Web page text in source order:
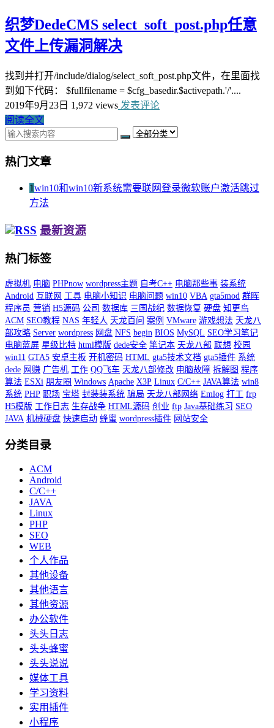
织梦DedeCMS select_soft_post.php任意
文件上传漏洞解决
找到并打开/include/dialog/select_soft_post.php文件，在里面找
到如下代码： $fullfilename = $cfg_basedir.$activepath.'/'....
2019年9月23日 1,972 views 发表评论
阅读全文
热门文章
1win10和win10新系统需要联网登录微软账户激活跳过
方法
最新资源
热门标签
虚拟机 电脑 PHPnow wordpress主题 自考C++ 电脑那些事 装系统
Android 互联网 工具 电脑小知识 电脑问题 win10 VBA gta5mod 群晖
程序员 营销 H5源码 公司 数据库 三国战纪 数据恢复 硬盘 知更鸟
ACM SEO教程 NAS 年轻人 天龙百问 案例 VMware 游戏想法 天龙八
部攻略 Server wordpress 网盘 NFS begin BIOS MySQL SEO学习笔记
电脑蓝屏 星级比特 html模版 dede安全 笔记本 天龙八部 联想 校园
win11 GTA5 安卓主板 开机密码 HTML gta5技术文档 gta5插件 系统
dede 网赚 广告机 工作 QQ飞车 天龙八部修改 电脑故障 拆解图 程序
算法 ESXi 朋友圈 Windows Apache X3P Linux C/C++ JAVA算法 win8
系统 PHP 职场 宝塔 封装装系统 骗局 天龙八部网络 Emlog 打工 frp
H5模版 工作日志 生存战争 HTML源码 创业 ftp Java基础练习 SEO
JAVA 机械硬盘 快速启动 蜂蜜 wordpress插件 网站安全
分类目录
ACM
Android
C/C++
JAVA
Linux
PHP
SEO
WEB
个人作品
其他设备
其他语言
其他资源
办公软件
头头日志
头头蜂蜜
头头说说
媒体工具
学习资料
实用插件
小程序